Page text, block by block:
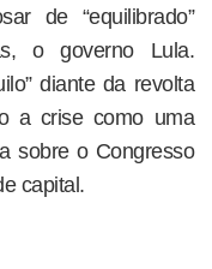
de “equilibrado”
o governo Lula.
diante da revolta
a crise como uma
sobre o Congresso
capital.